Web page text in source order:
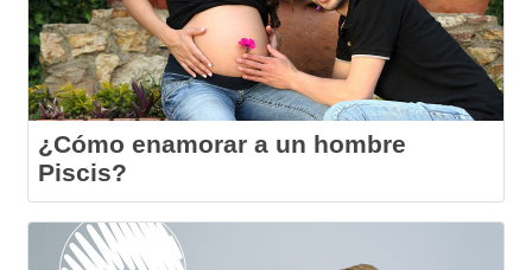
¿Cómo enamorar a un hombre
Piscis?